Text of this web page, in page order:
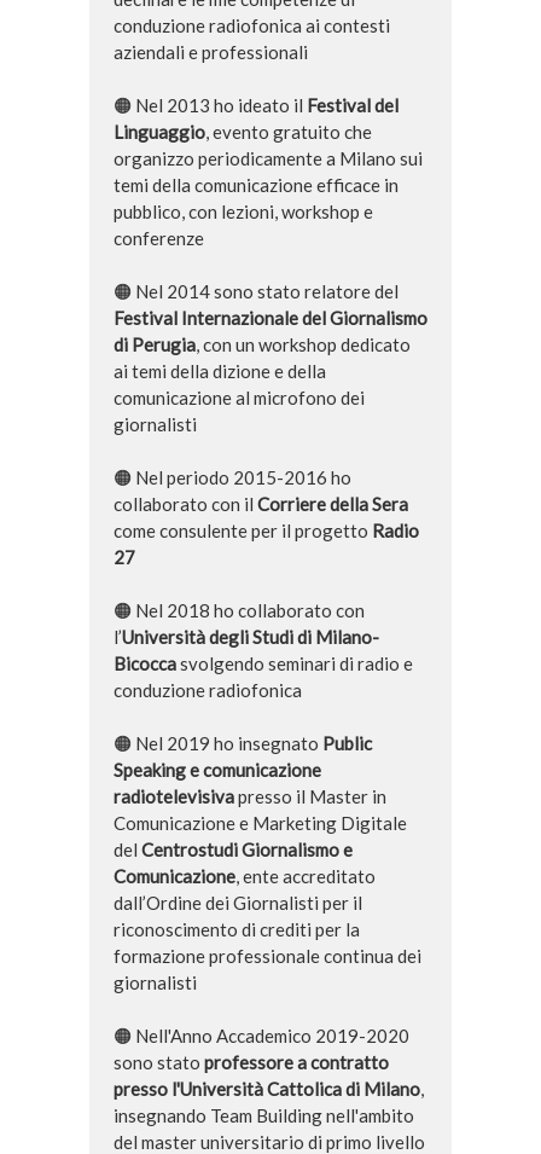
conduzione radiofonica ai contesti
aziendali e professionali
🟠 Nel 2013 ho ideato il Festival del
Linguaggio, evento gratuito che
organizzo periodicamente a Milano sui
temi della comunicazione efficace in
pubblico, con lezioni, workshop e
conferenze
🟠 Nel 2014 sono stato relatore del
Festival Internazionale del Giornalismo
di Perugia, con un workshop dedicato
ai temi della dizione e della
comunicazione al microfono dei
giornalisti
🟠 Nel periodo 2015-2016 ho
collaborato con il Corriere della Sera
come consulente per il progetto Radio
27
🟠 Nel 2018 ho collaborato con
l’Università degli Studi di Milano-
Bicoccasvolgendo seminari di radio e
conduzione radiofonica
🟠 Nel 2019 ho insegnato Public
Speaking e comunicazione
radiotelevisivapresso il Master in
Comunicazione e Marketing Digitale
del Centrostudi Giornalismo e
Comunicazione,ente accreditato
dall’Ordine dei Giornalisti per il
riconoscimento di crediti per la
formazione professionale continua dei
giornalisti
🟠 Nell'Anno Accademico 2019-2020
sono stato professore a contratto
presso l'Università Cattolica di Milano,
insegnando Team Building nell'ambito
del master universitario di primo livello